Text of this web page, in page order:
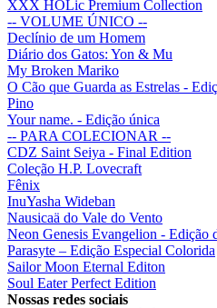
XXX HOLic Premium Collection
-- VOLUME ÚNICO --
Declínio de um Homem
Diário dos Gatos: Yon & Mu
My Broken Mariko
O Cão que Guarda as Estrelas -
Pino
Your name. - Edição única
-- PARA COLECIONAR --
CDZ Saint Seiya - Final Edition
Coleção H.P. Lovecraft
Fênix
InuYasha Wideban
Nausicaä do Vale do Vento
Neon Genesis Evangelion - Edição
Parasyte – Edição Especial Colorida
Sailor Moon Eternal Editon
Soul Eater Perfect Edition
Nossas redes sociais